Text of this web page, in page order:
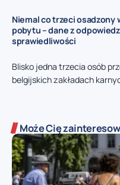
Niemal co trzeci osadzony
pobytu – dane z
sprawiedliwości
Blisko jedna trzecia osób
belgijskich zakładach
Może Cię